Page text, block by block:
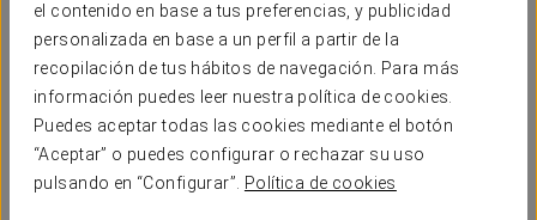
el contenido en base a tus preferencias, y publicidad
personalizada en base a un perfil a partir de la
recopilación de tus hábitos de navegación. Para más
información puedes leer nuestra política de cookies.
Puedes aceptar todas las cookies mediante el botón
“Aceptar” o puedes configurar o rechazar su uso
pulsando en “Configurar”.
Política de cookies
legado de los pueblos que dejaron su huella en ella. Es por este
motivo que te recomendamos perderte por sus calles y recorrer
todos sus rincones para conocer la Córdoba más auténtica,
repleta de olor a azahar; así como saborear sus tapas y disfrutar
de sus animadas noches.